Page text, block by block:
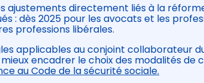
ajustements directement liés à la
: dès 2025 pour les avocats et les
professions libérales.
applicables au conjoint collaborateur
encadrer le choix des modalités
au Code de la sécurité sociale.